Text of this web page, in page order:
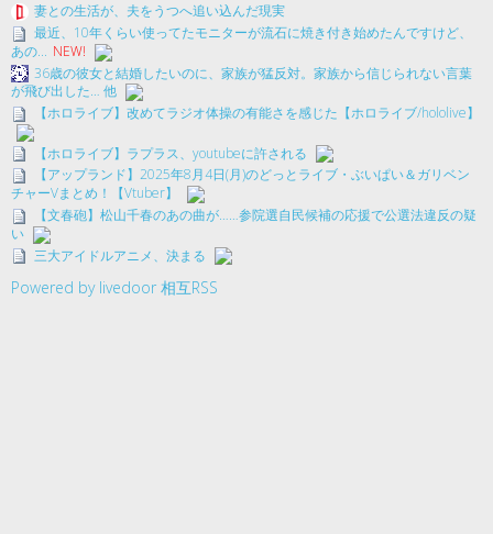
妻との生活が、夫をうつへ追い込んだ現実
最近、10年くらい使ってたモニターが流石に焼き付き始めたんですけど、
あの... NEW!
36歳の彼女と結婚したいのに、家族が猛反対。家族から信じられない言葉
が飛び出した… 他
【ホロライブ】改めてラジオ体操の有能さを感じた【ホロライブ/hololive】
【ホロライブ】ラプラス、youtubeに許される
【アップランド】2025年8月4日(月)のどっとライブ・ぶいぱい＆ガリベン
チャーVまとめ！【Vtuber】
【文春砲】松山千春のあの曲が……参院選自民候補の応援で公選法違反の疑
い
三大アイドルアニメ、決まる
Powered by livedoor 相互RSS